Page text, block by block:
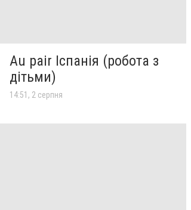
Au pair Іспанія (робота з
дітьми)
14:51, 2 серпня